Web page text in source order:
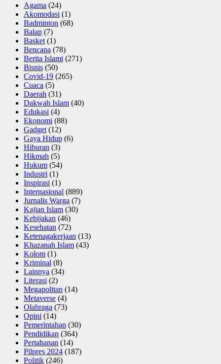
Agama (24)
Akomodasi (1)
Badminton (68)
Balap (7)
Basket (1)
Bencana (78)
Berita Islami (271)
Bisnis (50)
Covid-19 (265)
Cuaca (5)
Daerah (31)
Dakwah Islam (40)
Edukasi (4)
Ekonomi (88)
Gadget (12)
Gaya Hidup (6)
Hiburan (3)
Hikmah (5)
Hukum (54)
Industri (1)
Inspirasi (1)
Internasional (889)
Jurnalis Warga (7)
Kajian Islam (30)
Kebijakan (46)
Kesehatan (72)
Ketenagakerjaan (13)
Khazanah Islam (43)
Kolom (1)
Kriminal (8)
Lainnya (34)
Literasi (2)
Megapolitan (14)
Metaverse (4)
Olahraga (73)
Opini (14)
Pemerintahan (30)
Pendidikan (364)
Pertahanan (14)
Pilpres 2024 (187)
Politik (246)